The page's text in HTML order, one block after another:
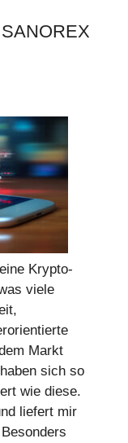
Krypto-
viele
Markt
sich so
wie diese.
liefert mir